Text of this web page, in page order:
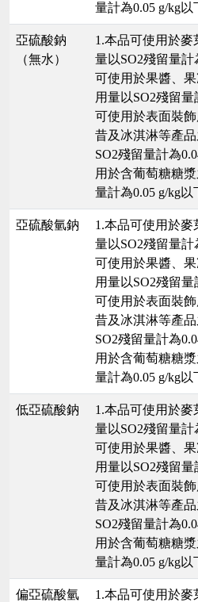
量計為0.05 g/kg以
亞硫酸鈉
（無水）
1.本品可使用於麥
量以SO2殘留量計
可使用於果醬、
用量以SO2殘留
可使用於表面裝
昔及冰淇淋等產
SO2殘留量計為
用於含葡萄糖糖
量計為0.05 g/kg以
亞硫酸氫鈉
1.本品可使用於麥
量以SO2殘留量計
可使用於果醬、
用量以SO2殘留
可使用於表面裝
昔及冰淇淋等產
SO2殘留量計為
用於含葡萄糖糖
量計為0.05 g/kg以
低亞硫酸鈉
1.本品可使用於麥
量以SO2殘留量計
可使用於果醬、
用量以SO2殘留
可使用於表面裝
昔及冰淇淋等產
SO2殘留量計為
用於含葡萄糖糖
量計為0.05 g/kg以
偏亞硫酸氫
1.本品可使用於麥